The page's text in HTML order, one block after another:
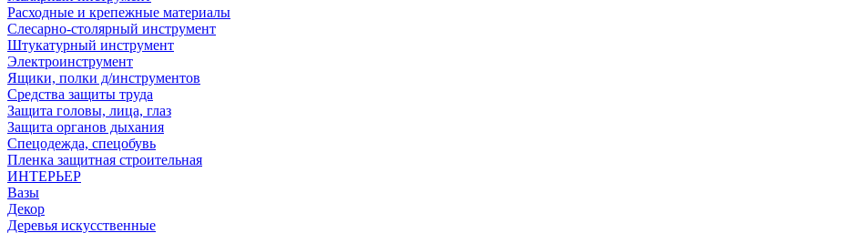
Расходные и крепежные материалы
Слесарно-столярный инструмент
Штукатурный инструмент
Электроинструмент
Ящики, полки д/инструментов
Средства защиты труда
Защита головы, лица, глаз
Защита органов дыхания
Спецодежда, спецобувь
Пленка защитная строительная
ИНТЕРЬЕР
Вазы
Декор
Деревья искусственные